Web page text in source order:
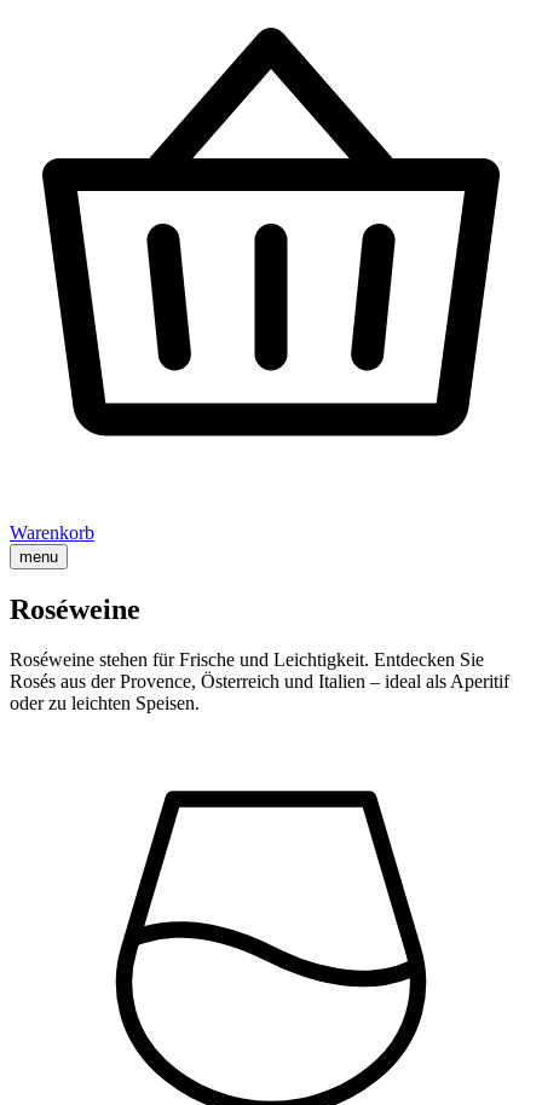
Warenkorb
menu
Roséweine
Roséweine stehen für Frische und Leichtigkeit. Entdecken Sie
Rosés aus der Provence, Österreich und Italien – ideal als Aperitif
oder zu leichten Speisen.